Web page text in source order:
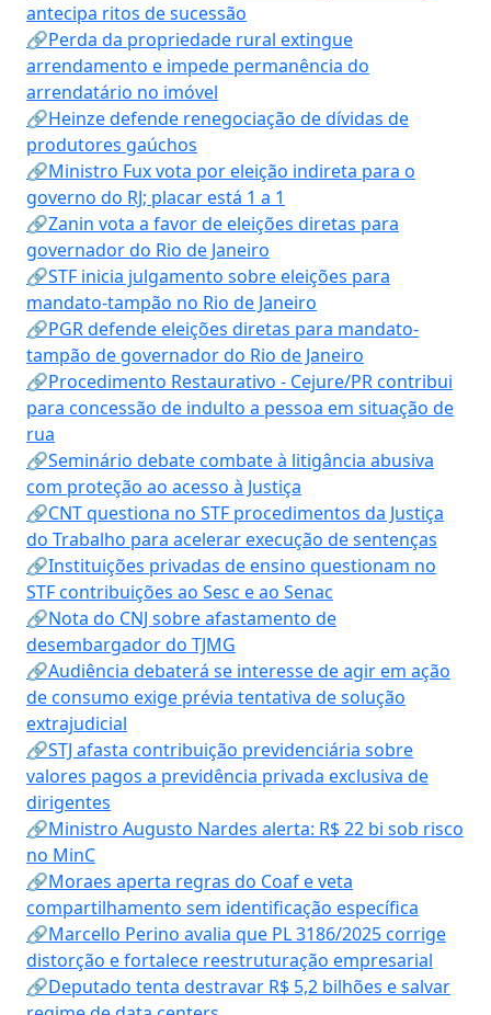
antecipa ritos de sucessão
🔗Perda da propriedade rural extingue
arrendamento e impede permanência do
arrendatário no imóvel
🔗Heinze defende renegociação de dívidas de
produtores gaúchos
🔗Ministro Fux vota por eleição indireta para o
governo do RJ; placar está 1 a 1
🔗Zanin vota a favor de eleições diretas para
governador do Rio de Janeiro
🔗STF inicia julgamento sobre eleições para
mandato-tampão no Rio de Janeiro
🔗PGR defende eleições diretas para mandato-
tampão de governador do Rio de Janeiro
🔗Procedimento Restaurativo - Cejure/PR contribui
para concessão de indulto a pessoa em situação de
rua
🔗Seminário debate combate à litigância abusiva
com proteção ao acesso à Justiça
🔗CNT questiona no STF procedimentos da Justiça
do Trabalho para acelerar execução de sentenças
🔗Instituições privadas de ensino questionam no
STF contribuições ao Sesc e ao Senac
🔗Nota do CNJ sobre afastamento de
desembargador do TJMG
🔗Audiência debaterá se interesse de agir em ação
de consumo exige prévia tentativa de solução
extrajudicial
🔗STJ afasta contribuição previdenciária sobre
valores pagos a previdência privada exclusiva de
dirigentes
🔗Ministro Augusto Nardes alerta: R$ 22 bi sob risco
no MinC
🔗Moraes aperta regras do Coaf e veta
compartilhamento sem identificação específica
🔗Marcello Perino avalia que PL 3186/2025 corrige
distorção e fortalece reestruturação empresarial
🔗Deputado tenta destravar R$ 5,2 bilhões e salvar